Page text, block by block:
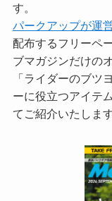
す。
パークアップが運
配布するフリーペ
ブマガジンだけの
「ライダーのブツ
ーに役立つアイテ
てご紹介いたします